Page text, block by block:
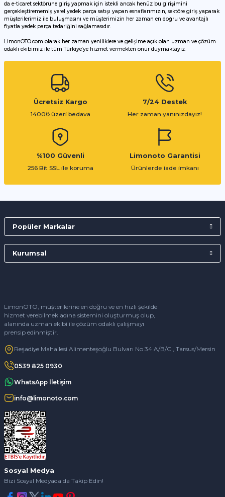
Bu ürüne benzer farklı alternatifler olmalı.
da e-ticaret sektörüne giriş yapmak için istekli ancak henüz bu girişimini
gerçekleştirememiş yerel yedek parça satışı yapan esnaflarımızın, sektöre giriş yaparak
müşterilerimiz ile buluşmasını ve müşterimizin her zaman en doğru ve avantajlı
fiyatla yedek parça tedariğini sağlamasıdır.
LimonOTO.com olarak her zaman yeniliklere ve gelişime açık olan uzman ve çözüm
odaklı ekibimiz ile tüm Türkiye’ye hizmet vermekten onur duymaktayız.
Ücretsiz Kargo
1400₺ üzeri bedava
7/24 Destek
Her zaman yanınızdayız!
%100 Güvenli
256 Bit SSL ile koruma
Limonoto Garantisi
Ürünlerde iade imkanı
LimonOTO, müşterilerine en doğru ve en hızlı şekilde
hizmet verebilmek adına sistemini oluşturmuş olup,
alanında uzman ekibi ile çözüm odaklı çalışmayı
prensip edinmiştir.
Reşadiye Mahallesi Alimenteşoğlu Bulvarı No 34 A/B/C , Tarsus/Mersin
0539 825 0930
WhatsApp İletişim
info@limonoto.com
Popüler Markalar
Kurumsal
Sosyal Medya
Bizi Sosyal Medyada da Takip Edin!